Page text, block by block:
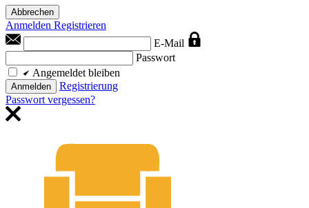
Abbrechen
Anmelden Registrieren
E-Mail
Passwort
Angemeldet bleiben
Anmelden
Registrierung
Passwort vergessen?